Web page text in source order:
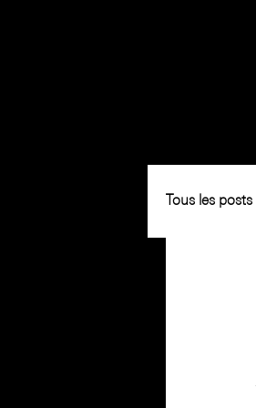
Tous les posts